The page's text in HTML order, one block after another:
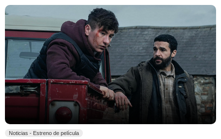
Noticias - Estreno de película